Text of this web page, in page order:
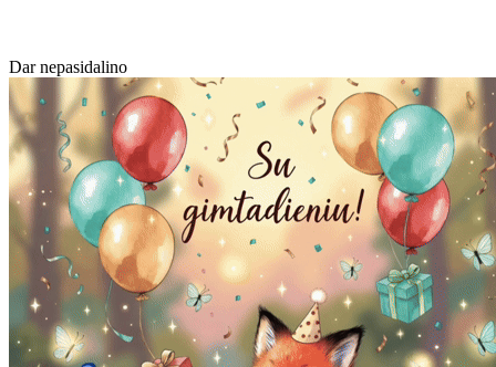
Dar nepasidalino